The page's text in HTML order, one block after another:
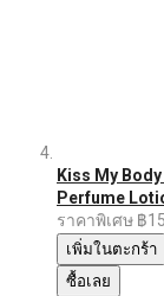
Kiss My
Perfume
ราคาพิเศษ ฿
เพิ่มในตะกร้า
ซื้อเลย